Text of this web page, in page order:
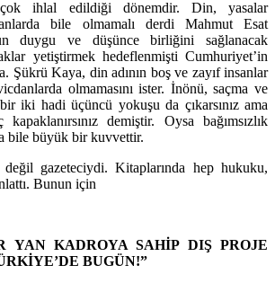
çok ihlal edildiği dönemdir. Din, yasalar
bile olmamalı derdi Mahmut Esat
duygu ve düşünce birliğini sağlanacak
yetiştirmek hedeflenmişti Cumhuriyet’in
Şükrü Kaya, din adının boş ve zayıf insanlar
olmamasını ister. İnönü, saçma ve
iki hadi üçüncü yokuşu da çıkarsınız ama
demiştir. Oysa bağımsızlık
bile büyük bir kuvvettir.
gazeteciydi. Kitaplarında hep hukuku,
Bunun için
YAN KADROYA SAHİP DIŞ PROJE
BUGÜN!”